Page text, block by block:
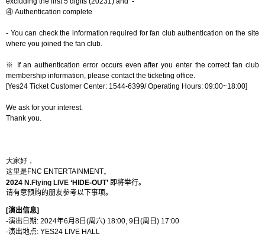
④ Authentication complete
- You can check the information required for fan club authentication on the site
where you joined the fan club.
※
If an authentication error occurs even after you enter the correct fan club
membership information, please contact the ticketing office.
[Yes24 Ticket Customer Center: 1544-6399/ Operating Hours: 09:00~18:00]
We ask for your interest.
Thank you.
大家好，
这里是 FNC ENTERTAINMENT。
2024 N.Flying LIVE ‘HIDE-OUT’ 即将举行。
请有意预购的朋友参考以下事项。
[演出信息]
-演出日期: 2024年6月 8 日 (周六) 18:00, 9 日 (周日 ) 17:00
-演出地点: YES24 LIVE HALL